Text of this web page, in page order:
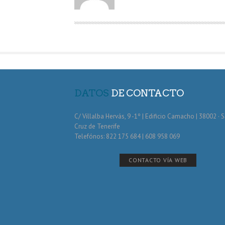
R
DATOS DE CONTACTO
C/ Villalba Hervás, 9 -1º | Edificio Camacho | 38002 ·
Cruz de Tenerife
Telefónos: 822 175 684 | 608 958 069
CONTACTO VÍA WEB